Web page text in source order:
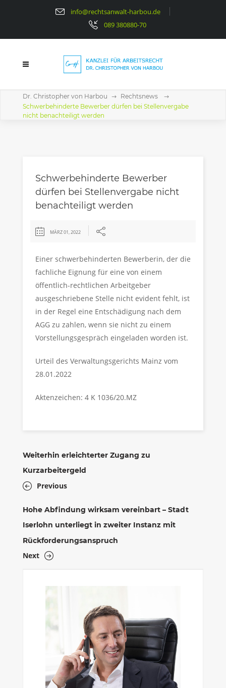
info@rechtsanwalt-harbou.de
089 380880-70
Dr. Christopher von Harbou
Rechtsnews
Schwerbehinderte Bewerber dürfen bei Stellenvergabe
nicht benachteiligt werden
Schwerbehinderte Bewerber
dürfen bei Stellenvergabe nicht
benachteiligt werden
MÄRZ 01, 2022
Einer schwerbehinderten Bewerberin, der die
fachliche Eignung für eine von einem
öffentlich-rechtlichen Arbeitgeber
ausgeschriebene Stelle nicht evident fehlt, ist
in der Regel eine Entschädigung nach dem
AGG zu zahlen, wenn sie nicht zu einem
Vorstellungsgespräch eingeladen worden ist.
Urteil des Verwaltungsgerichts Mainz vom
28.01.2022
Aktenzeichen: 4 K 1036/20.MZ
Weiterhin erleichterter Zugang zu
Kurzarbeitergeld
Previous
Hohe Abfindung wirksam vereinbart – Stadt
Iserlohn unterliegt in zweiter Instanz mit
Rückforderungsanspruch
Next